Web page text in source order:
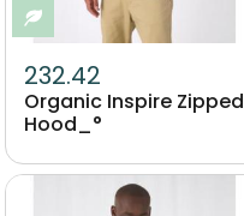
Eco-responsable
232.42
Organic Inspire Zipped
Hood_°
Image